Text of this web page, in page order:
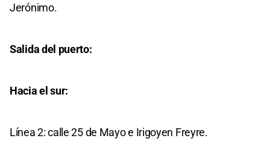
Jerónimo.
Salida del puerto:
Hacia el sur:
Línea 2: calle 25 de Mayo e Irigoyen Freyre.